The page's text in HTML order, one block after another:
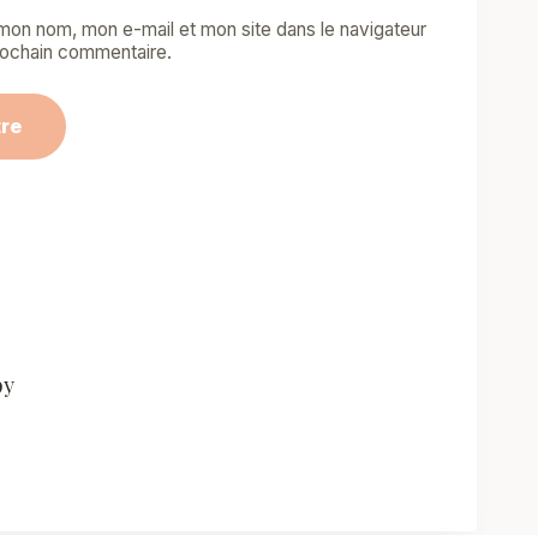
nom, mon e-mail et mon site dans le navigateur
commentaire.